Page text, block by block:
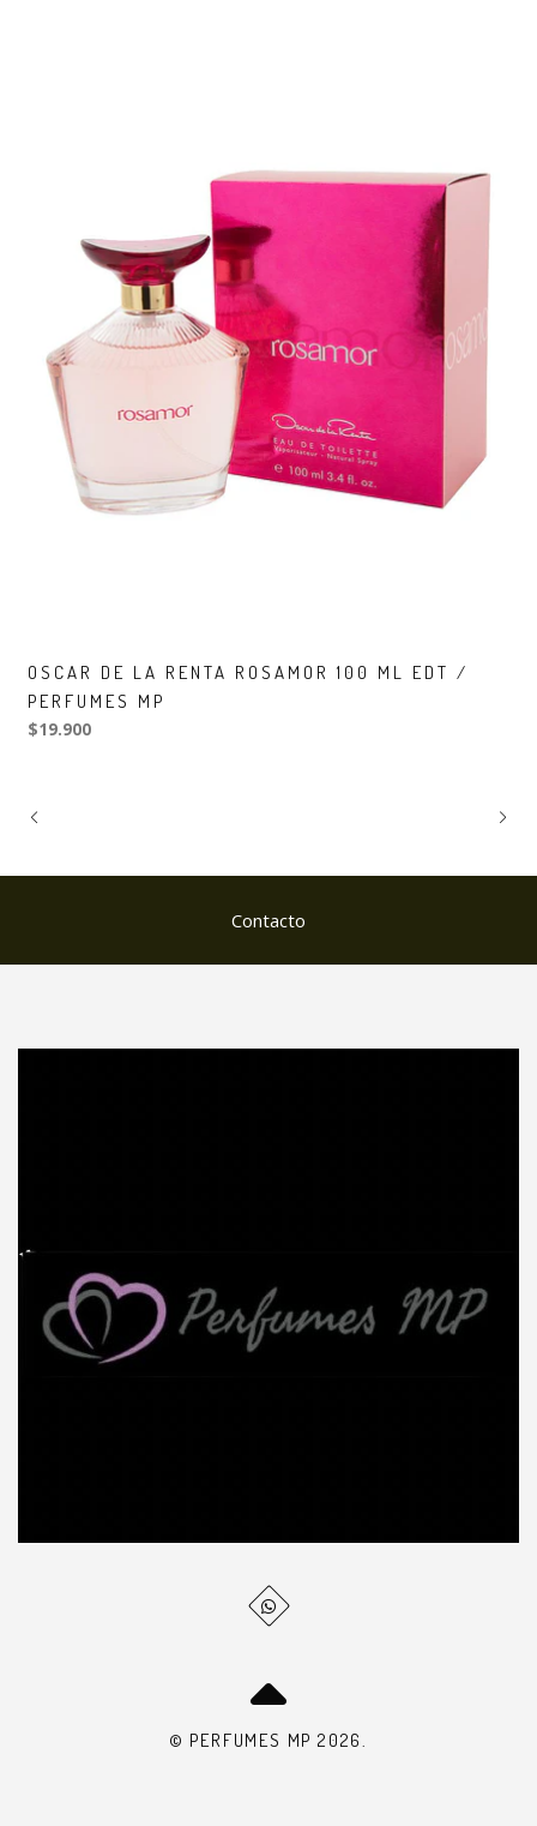
OSCAR DE LA RENTA ROSAMOR 100 ML EDT /
PERFUMES MP
$19.900
Contacto
© PERFUMES MP 2026.